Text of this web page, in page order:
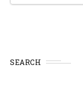
SEARCH